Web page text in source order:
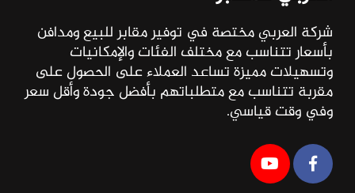
شركة العربي مختصة في توفير مقابر للبيع ومدافن
بأسعار تتناسب مع مختلف الفئات والإمكانيات
وتسهيلات مميزة تساعد العملاء على الحصول على
مقربة تتناسب مع متطلباتهم بأفضل جودة وأقل سعر
وفي وقت قياسي.